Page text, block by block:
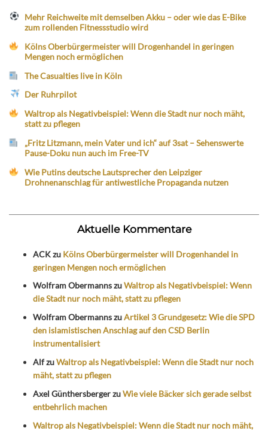
Mehr Reichweite mit demselben Akku – oder wie das E-Bike
zum rollenden Fitnessstudio wird
Kölns Oberbürgermeister will Drogenhandel in geringen
Mengen noch ermöglichen
The Casualties live in Köln
Der Ruhrpilot
Waltrop als Negativbeispiel: Wenn die Stadt nur noch mäht,
statt zu pflegen
„Fritz Litzmann, mein Vater und ich“ auf 3sat – Sehenswerte
Pause-Doku nun auch im Free-TV
Wie Putins deutsche Lautsprecher den Leipziger
Drohnenanschlag für antiwestliche Propaganda nutzen
Aktuelle Kommentare
ACKzu Kölns Oberbürgermeister will Drogenhandel in
geringen Mengen noch ermöglichen
Wolfram ObermannszuWaltrop als Negativbeispiel: Wenn
die Stadt nur noch mäht, statt zu pflegen
Wolfram ObermannszuArtikel 3 Grundgesetz: Wie die SPD
den islamistischen Anschlag auf den CSD Berlin
instrumentalisiert
AlfzuWaltrop als Negativbeispiel: Wenn die Stadt nur noch
mäht, statt zu pflegen
Axel GünthersbergerzuWie viele Bäcker sich gerade selbst
entbehrlich machen
Waltrop als Negativbeispiel: Wenn die Stadt nur noch mäht,